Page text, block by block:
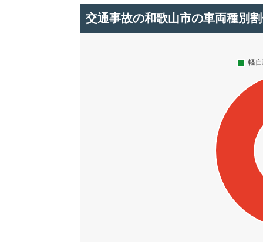
交通事故の和歌山市の車両種別